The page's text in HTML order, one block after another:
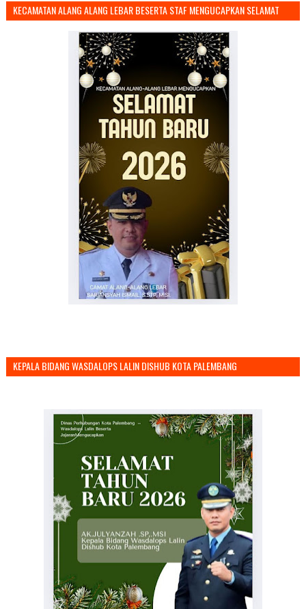
KECAMATAN ALANG ALANG LEBAR BESERTA STAF MENGUCAPKAN SELAMAT
KEPALA BIDANG WASDALOPS LALIN DISHUB KOTA PALEMBANG